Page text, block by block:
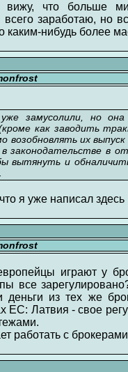
что больше
заработаю, но
каким-нибудь более
замусолили, но она
как заводить
возобновлять их
законодательстве в
вытянуть и
я уже написал здесь
играют у
все
деньги из тех же
ЕС: Латвия - свое
работать с